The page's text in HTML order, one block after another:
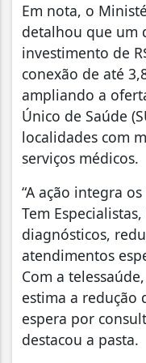
Em nota, o
detalhou que um
investimento de
conexão de até
ampliando a
Único de Saúde
localidades com
serviços médicos.
“A ação integra
Tem
diagnósticos,
atendimentos
Com a
estima a redução
espera por
destacou a pasta.